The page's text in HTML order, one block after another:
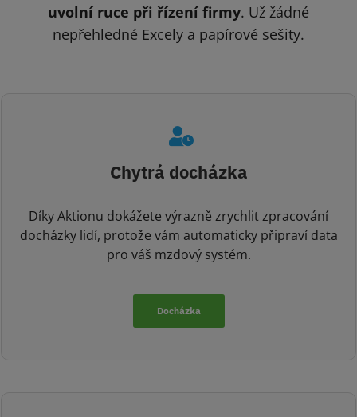
uvolní ruce při řízení firmy. Už žádné
nepřehledné Excely a papírové sešity.
Chytrá docházka
Díky Aktionu dokážete výrazně zrychlit zpracování
docházky lidí, protože vám automaticky připraví data
pro váš mzdový systém.
Docházka